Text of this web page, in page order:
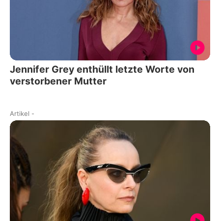
Jennifer Grey enthüllt letzte Worte von
verstorbener Mutter
Artikel -